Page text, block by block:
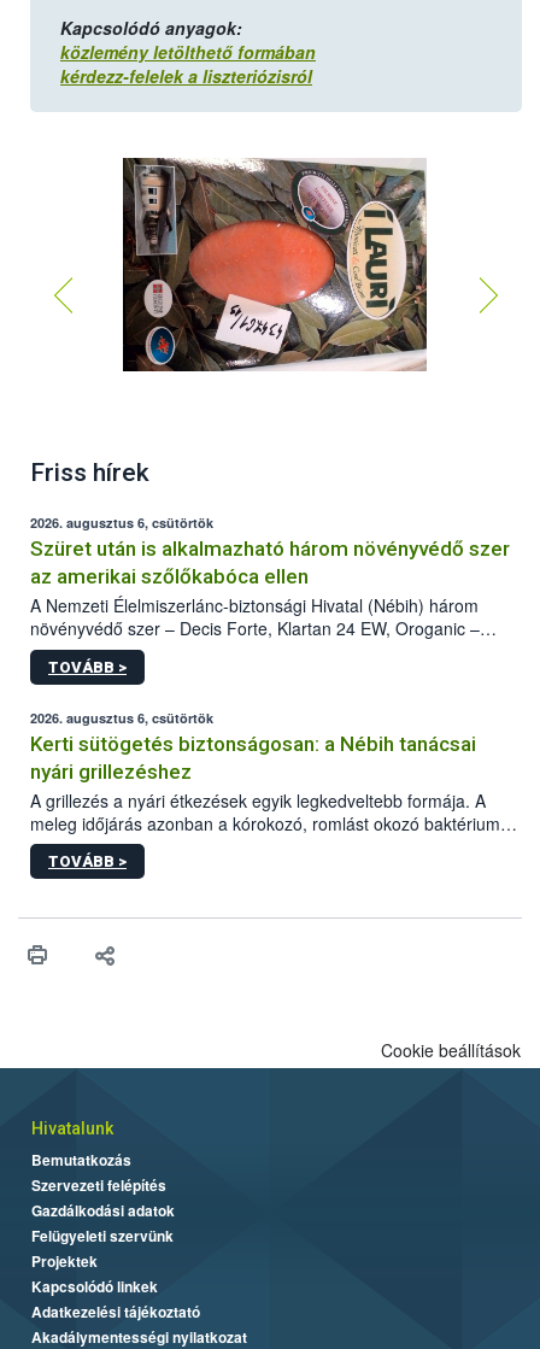
Kapcsolódó anyagok:
közlemény letölthető formában
kérdezz-felelek a liszteriózisról
Friss hírek
2026. augusztus 6, csütörtök
Szüret után is alkalmazható három növényvédő szer
az amerikai szőlőkabóca ellen
A Nemzeti Élelmiszerlánc-biztonsági Hivatal (Nébih) három
növényvédő szer – Decis Forte, Klartan 24 EW, Oroganic –
engedélyokiratát módosította, így azok a szüretet követően,
egészen a vesszőérettség (BBCH 91) stádiumáig
érésű szőlőkben is legyen lehetőség a károsító elleni további
védekezésre. Az Oroganic készítmény kis kiszerelésben kiskerti
felhasználók számára is elérhető és ökológiai termesztésben is
engedélyezett.
TOVÁBB >
2026. augusztus 6, csütörtök
Kerti sütögetés biztonságosan: a Nébih tanácsai
nyári grillezéshez
A grillezés a nyári étkezések egyik legkedveltebb formája. A
meleg időjárás azonban a kórokozó, romlást okozó baktériumok
gyorsabb szaporodásának is kedvez. A szabadtéri sütögetés
ezért nem csupán a megfelelő sütési technikáról szól: legalább
higiéniai szabályok betartása, a megfelelő hőkezelés, valamint a
biztonsági Hivatal (Nébih) Oktatási Programja összegyűjtötte a
TOVÁBB >
Cookie beállítások
Hivatalunk
Bemutatkozás
Szervezeti felépítés
Gazdálkodási adatok
Felügyeleti szervünk
Projektek
Kapcsolódó linkek
Adatkezelési tájékoztató
Akadálymentességi nyilatkozat